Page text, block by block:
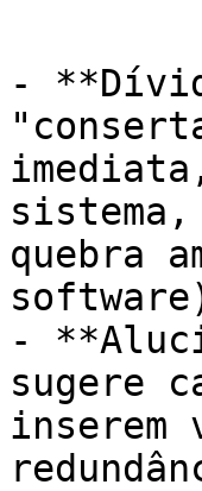
-
quebra
-
sugere
inserem